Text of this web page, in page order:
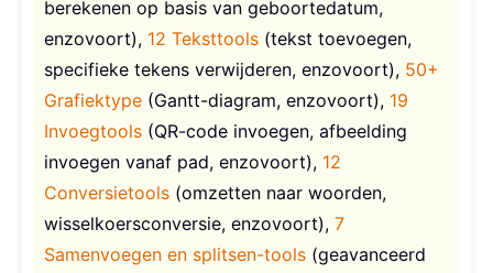
berekenen op basis van geboortedatum,
enzovoort), 12 Teksttools (tekst toevoegen,
specifieke tekens verwijderen, enzovoort), 50+
Grafiektype (Gantt-diagram, enzovoort), 19
Invoegtools (QR-code invoegen, afbeelding
invoegen vanaf pad, enzovoort), 12
Conversietools (omzetten naar woorden,
wisselkoersconversie, enzovoort), 7
Samenvoegen en splitsen-tools (geavanceerd